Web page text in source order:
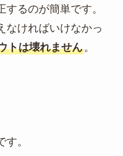
るのが簡単です。
なければいけなかっ
トは壊れません。
。